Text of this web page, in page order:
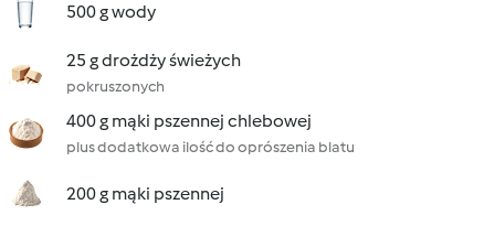
500 g wody
25 g drożdży świeżych
pokruszonych
400 g mąki pszennej chlebowej
plus dodatkowa ilość do oprószenia blatu
200 g mąki pszennej